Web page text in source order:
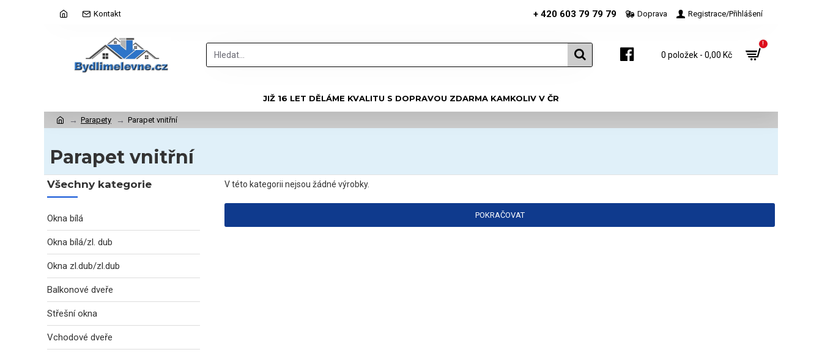
Kontakt + 420 603 79 79 79 Doprava Registrace/Přihlášení
0 položek - 0,00 Kč
!
JIŽ 16 LET DĚLÁME KVALITU S DOPRAVOU ZDARMA KAMKOLIV V ČR
Parapety Parapet vnitřní
Parapet vnitřní
Všechny kategorie
Okna bílá
Okna bílá/zl. dub
Okna zl.dub/zl.dub
Balkonové dveře
Střešní okna
Vchodové dveře
V této kategorii nejsou žádné výrobky.
POKRAČOVAT